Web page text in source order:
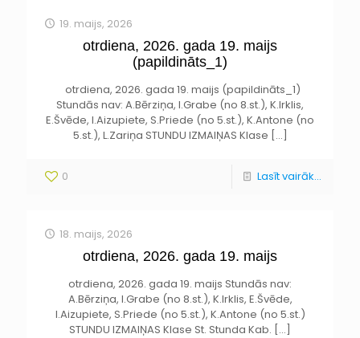
19. maijs, 2026
otrdiena, 2026. gada 19. maijs
(papildināts_1)
otrdiena, 2026. gada 19. maijs (papildināts_1)
Stundās nav: A.Bērziņa, I.Grabe (no 8.st.), K.Irklis,
E.Švēde, I.Aizupiete, S.Priede (no 5.st.), K.Antone (no
5.st.), L.Zariņa STUNDU IZMAIŅAS Klase […]
0 Lasīt vairāk...
18. maijs, 2026
otrdiena, 2026. gada 19. maijs
otrdiena, 2026. gada 19. maijs Stundās nav:
A.Bērziņa, I.Grabe (no 8.st.), K.Irklis, E.Švēde,
I.Aizupiete, S.Priede (no 5.st.), K.Antone (no 5.st.)
STUNDU IZMAIŅAS Klase St. Stunda Kab. […]